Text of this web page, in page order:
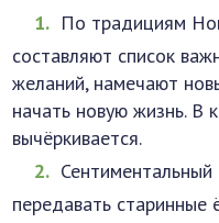
По традициям
составляют список
желаний, намечают
начать новую жизнь. В
вычёркивается.
передавать старинные